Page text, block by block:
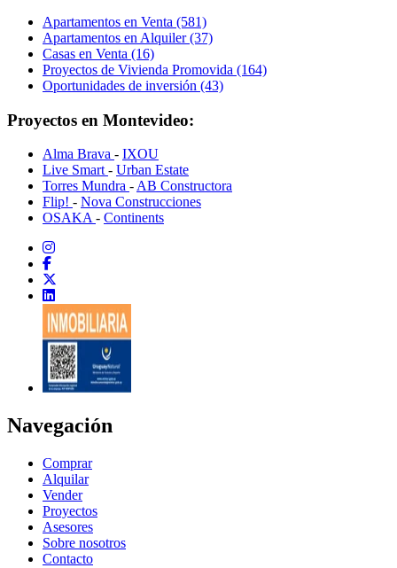
Apartamentos en Venta (581)
Apartamentos en Alquiler (37)
Casas en Venta (16)
Proyectos de Vivienda Promovida (164)
Oportunidades de inversión (43)
Proyectos en Montevideo:
Alma Brava - IXOU
Live Smart - Urban Estate
Torres Mundra - AB Constructora
Flip! - Nova Construcciones
OSAKA - Continents
Navegación
Comprar
Alquilar
Vender
Proyectos
Asesores
Sobre nosotros
Contacto